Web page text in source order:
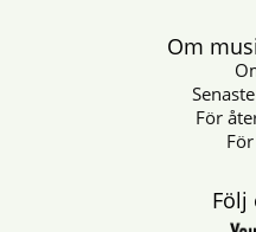
Om
För
Följ